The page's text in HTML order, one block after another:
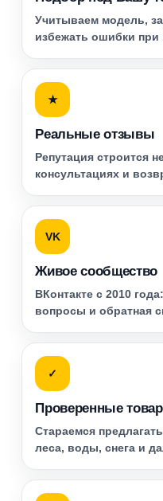
Учитываем модель,
избежать ошибки при
★
Реальные отзывы
Репутация строится
консультациях и
VK
Живое сообщество
ВКонтакте с 2010
вопросы и обратная
✓
Проверенные
Стараемся
леса, воды, снега и